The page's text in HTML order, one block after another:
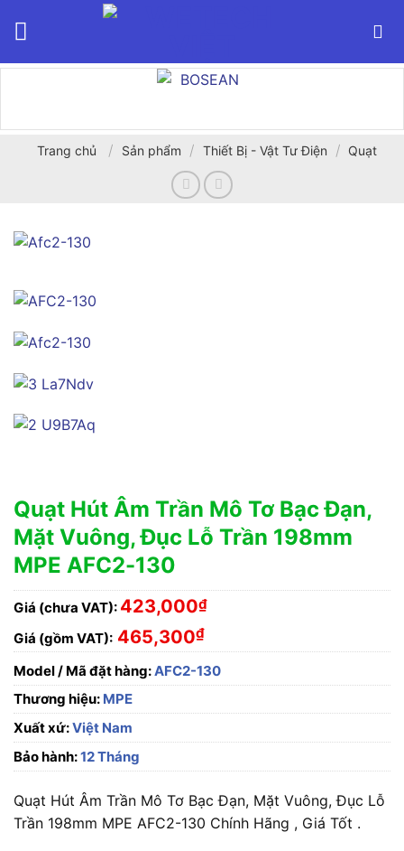
Trang chủ / Sản phẩm / Thiết Bị - Vật Tư Điện / Quạt
Quạt Hút Âm Trần Mô Tơ Bạc Đạn,
Mặt Vuông, Đục Lỗ Trần 198mm
MPE AFC2-130
Giá (chưa VAT): 423,000₫
Giá (gồm VAT): 465,300₫
Model / Mã đặt hàng:AFC2-130
Thương hiệu: MPE
Xuất xứ:Việt Nam
Bảo hành:12 Tháng
Quạt Hút Âm Trần Mô Tơ Bạc Đạn, Mặt Vuông, Đục Lỗ
Trần 198mm MPE AFC2-130 Chính Hãng , Giá Tốt .